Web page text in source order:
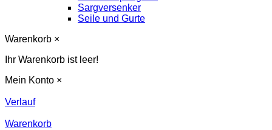
Sargversenker
Seile und Gurte
Warenkorb ×
Ihr Warenkorb ist leer!
Mein Konto ×
Verlauf
Warenkorb